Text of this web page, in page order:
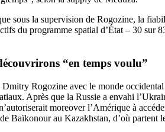
sous la supervision de Rogozine, la
du programme spatial d’État – 30 sur
“en temps voulu”
Dmitry Rogozine avec le monde
Après que la Russie a envahi
moreover l’Amérique à
Baïkonour au Kazakhstan, d’où partent